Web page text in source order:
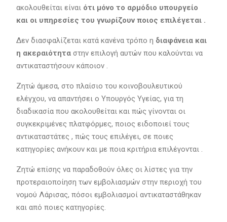
ακολουθείται είναι ότι μόνο το αρμόδιο υπουργείο
και οι υπηρεσίες του γνωρίζουν ποιος επιλέγεται .
Δεν διασφαλίζεται κατά κανένα τρόπο η διαφάνεια και
η ακεραιότηταστην επιλογή αυτών που καλούνται να
αντικαταστήσουν κάποιον .
Ζητώ άμεσα, στο πλαίσιο του κοινοβουλευτικού
ελέγχου, να απαντήσει ο Υπουργός Υγείας, για τη
διαδικασία που ακολουθείται και πώς γίνονται οι
συγκεκριμένες πλατφόρμες, ποιος ειδοποιεί τους
αντικαταστάτες , πώς τους επιλέγει, σε ποιες
κατηγορίες ανήκουν και με ποια κριτήρια επιλέγονται .
Ζητώ επίσης να παραδοθούν όλες οι λίστες για την
προτεραιοποίηση των εμβολιασμών στην περιοχή του
νομού Λάρισας, πόσοι εμβολιασμοί αντικαταστάθηκαν
και από ποιες κατηγορίες.